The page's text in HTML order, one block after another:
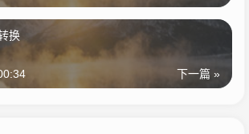
换
下一篇 »